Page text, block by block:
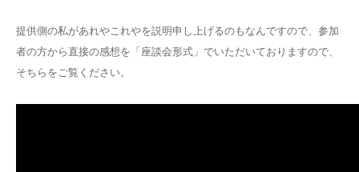
提供側の私があれやこれやを説明申し上げるのもなんですので、参加
者の方から直接の感想を「座談会形式」でいただいておりますので、
そちらをご覧ください。